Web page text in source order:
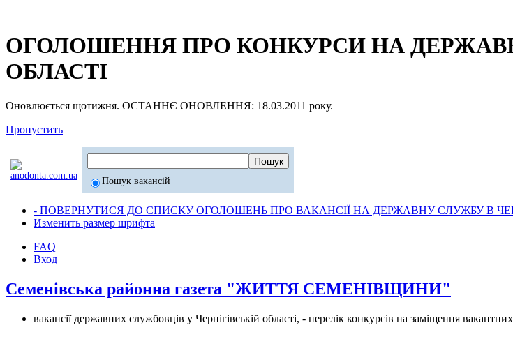
ОГОЛОШЕННЯ ПРО КОНКУРСИ НА
ОБЛАСТІ
Оновлюється щотижня. ОСТАННЄ ОНОВЛЕННЯ: 18.03.2011 року.
Пропустить
Пошук вакансій
- ПОВЕРНУТИСЯ ДО СПИСКУ ОГОЛОШЕНЬ ПРО ВАКАНСІЇ НА ДЕРЖАВНУ СЛУЖБУ В
Изменить размер шрифта
FAQ
Вход
Семенівська районна газета "ЖИТТЯ СЕМЕНІВЩИНИ"
вакансії державних службовців у Чернігівській області, - перелік конкурсів на заміщення